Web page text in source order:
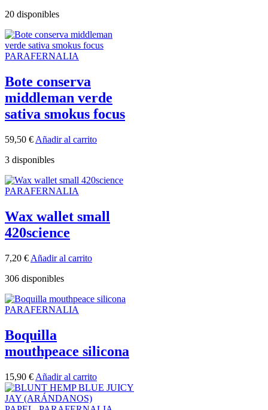
20 disponibles
PARAFERNALIA
Bote conserva
middleman verde
sativa smokus focus
59,50 € Añadir al carrito
3 disponibles
PARAFERNALIA
Wax wallet small
420science
7,20 € Añadir al carrito
306 disponibles
PARAFERNALIA
Boquilla
mouthpeace silicona
15,90 € Añadir al carrito